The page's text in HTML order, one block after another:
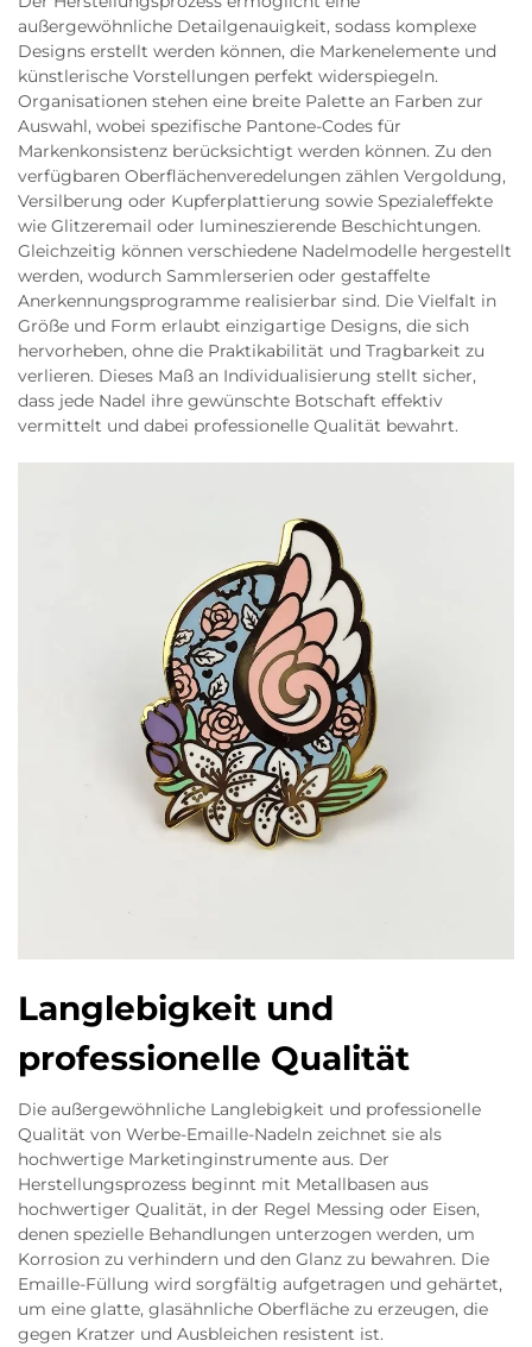
außergewöhnliche Detailgenauigkeit, sodass komplexe
Designs erstellt werden können, die Markenelemente und
künstlerische Vorstellungen perfekt widerspiegeln.
Organisationen stehen eine breite Palette an Farben zur
Auswahl, wobei spezifische Pantone-Codes für
Markenkonsistenz berücksichtigt werden können. Zu den
verfügbaren Oberflächenveredelungen zählen Vergoldung,
Versilberung oder Kupferplattierung sowie Spezialeffekte
wie Glitzeremail oder lumineszierende Beschichtungen.
Gleichzeitig können verschiedene Nadelmodelle hergestellt
werden, wodurch Sammlerserien oder gestaffelte
Anerkennungsprogramme realisierbar sind. Die Vielfalt in
Größe und Form erlaubt einzigartige Designs, die sich
hervorheben, ohne die Praktikabilität und Tragbarkeit zu
verlieren. Dieses Maß an Individualisierung stellt sicher,
dass jede Nadel ihre gewünschte Botschaft effektiv
vermittelt und dabei professionelle Qualität bewahrt.
Langlebigkeit und
professionelle Qualität
Die außergewöhnliche Langlebigkeit und professionelle
Qualität von Werbe-Emaille-Nadeln zeichnet sie als
hochwertige Marketinginstrumente aus. Der
Herstellungsprozess beginnt mit Metallbasen aus
hochwertiger Qualität, in der Regel Messing oder Eisen,
denen spezielle Behandlungen unterzogen werden, um
Korrosion zu verhindern und den Glanz zu bewahren. Die
Emaille-Füllung wird sorgfältig aufgetragen und gehärtet,
um eine glatte, glasähnliche Oberfläche zu erzeugen, die
gegen Kratzer und Ausbleichen resistent ist.